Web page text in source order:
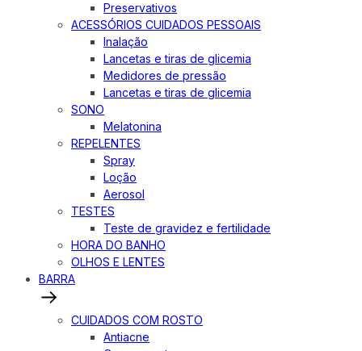
Preservativos
ACESSÓRIOS CUIDADOS PESSOAIS
Inalação
Lancetas e tiras de glicemia
Medidores de pressão
Lancetas e tiras de glicemia
SONO
Melatonina
REPELENTES
Spray
Loção
Aerosol
TESTES
Teste de gravidez e fertilidade
HORA DO BANHO
OLHOS E LENTES
BARRA
CUIDADOS COM ROSTO
Antiacne